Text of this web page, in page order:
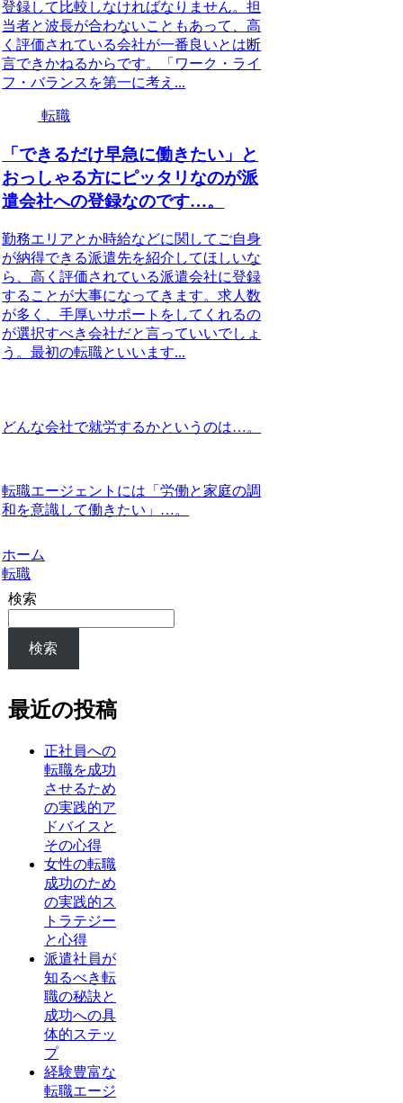
登録して比較しなければなりません。担
当者と波長が合わないこともあって、高
く評価されている会社が一番良いとは断
言できかねるからです。「ワーク・ライ
フ・バランスを第一に考え...
転職
「できるだけ早急に働きたい」と
おっしゃる方にピッタリなのが派
遣会社への登録なのです…。
勤務エリアとか時給などに関してご自身
が納得できる派遣先を紹介してほしいな
ら、高く評価されている派遣会社に登録
することが大事になってきます。求人数
が多く、手厚いサポートをしてくれるの
が選択すべき会社だと言っていいでしょ
う。最初の転職といいます...
どんな会社で就労するかというのは…。
転職エージェントには「労働と家庭の調
和を意識して働きたい」…。
ホーム
転職
検索
検索
最近の投稿
正社員への
転職を成功
させるため
の実践的ア
ドバイスと
その心得
女性の転職
成功のため
の実践的ス
トラテジー
と心得
派遣社員が
知るべき転
職の秘訣と
成功への具
体的ステッ
プ
経験豊富な
転職エージ